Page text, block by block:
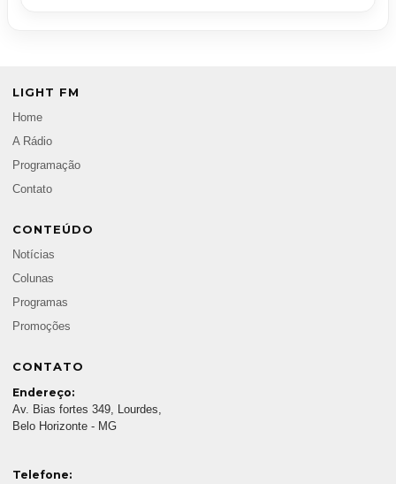
LIGHT FM
Home
A Rádio
Programação
Contato
CONTEÚDO
Notícias
Colunas
Programas
Promoções
CONTATO
Endereço:
Av. Bias fortes 349, Lourdes,
Belo Horizonte - MG
Telefone: